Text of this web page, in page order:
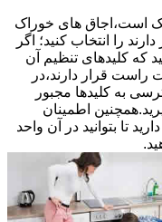
است،اجاق های خوراک
را انتخاب کنید؛ اگر
که کلیدهای تنظیم آن
قرار دارند،در
به کلیدها مجبور
اطمینان
تا بتوانید در آن واحد